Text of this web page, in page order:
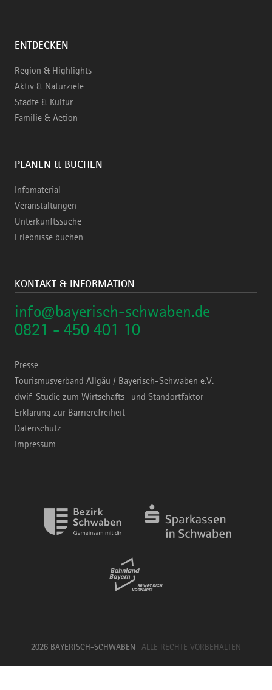
ENTDECKEN
Region & Highlights
Aktiv & Naturziele
Städte & Kultur
Familie & Action
PLANEN & BUCHEN
Infomaterial
Veranstaltungen
Unterkunftssuche
Erlebnisse buchen
KONTAKT & INFORMATION
info@bayerisch-schwaben.de
0821 - 450 401 10
Presse
Tourismusverband Allgäu / Bayerisch-Schwaben e.V.
dwif-Studie zum Wirtschafts- und Standortfaktor
Erklärung zur Barrierefreiheit
Datenschutz
Impressum
2026 BAYERISCH-SCHWABEN ALLE RECHTE VORBEHALTEN